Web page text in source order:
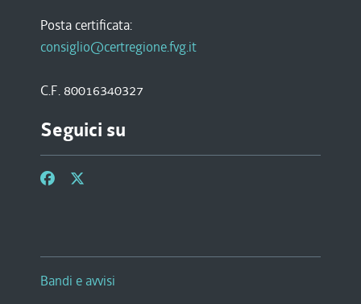
Posta certificata:
consiglio@certregione.fvg.it
C.F. 80016340327
Seguici su
Bandi e avvisi